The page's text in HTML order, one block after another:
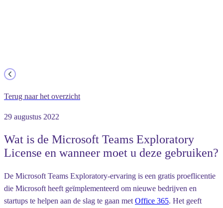
Terug naar het overzicht
29 augustus 2022
Wat is de Microsoft Teams Exploratory
License en wanneer moet u deze gebruiken?
De Microsoft Teams Exploratory-ervaring is een gratis proeflicentie
die Microsoft heeft geïmplementeerd om nieuwe bedrijven en
startups te helpen aan de slag te gaan met Office 365. Het geeft